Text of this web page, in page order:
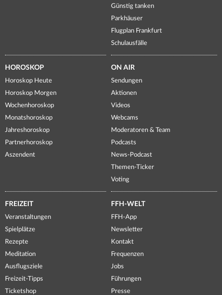
Günstig tanken
Parkhäuser
Flugplan Frankfurt
Schulausfälle
HOROSKOP
Horoskop Heute
Horoskop Morgen
Wochenhoroskop
Monatshoroskop
Jahreshoroskop
Partnerhoroskop
Aszendent
ON AIR
Sendungen
Aktionen
Videos
Webcams
Moderatoren & Team
Podcasts
News-Podcast
Themen-Ticker
Voting
FREIZEIT
Veranstaltungen
Spielplätze
Rezepte
Meditation
Ausflugsziele
Freizeit-Tipps
Ticketshop
FFH-WELT
FFH-App
Newsletter
Kontakt
Frequenzen
Jobs
Führungen
Presse